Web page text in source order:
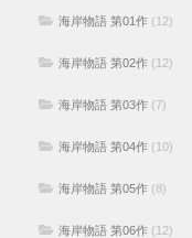
海岸物語 第01作 (12)
海岸物語 第02作 (12)
海岸物語 第03作 (7)
海岸物語 第04作 (10)
海岸物語 第05作 (8)
海岸物語 第06作 (12)